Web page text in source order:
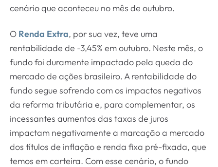
cenário que aconteceu no mês de outubro.
O Renda Extra, por sua vez, teve uma
rentabilidade de -3,45% em outubro. Neste mês, o
fundo foi duramente impactado pela queda do
mercado de ações brasileiro. A rentabilidade do
fundo segue sofrendo com os impactos negativos
da reforma tributária e, para complementar, os
incessantes aumentos das taxas de juros
impactam negativamente a marcação a mercado
dos títulos de inflação e renda fixa pré-fixada, que
temos em carteira. Com esse cenário, o fundo